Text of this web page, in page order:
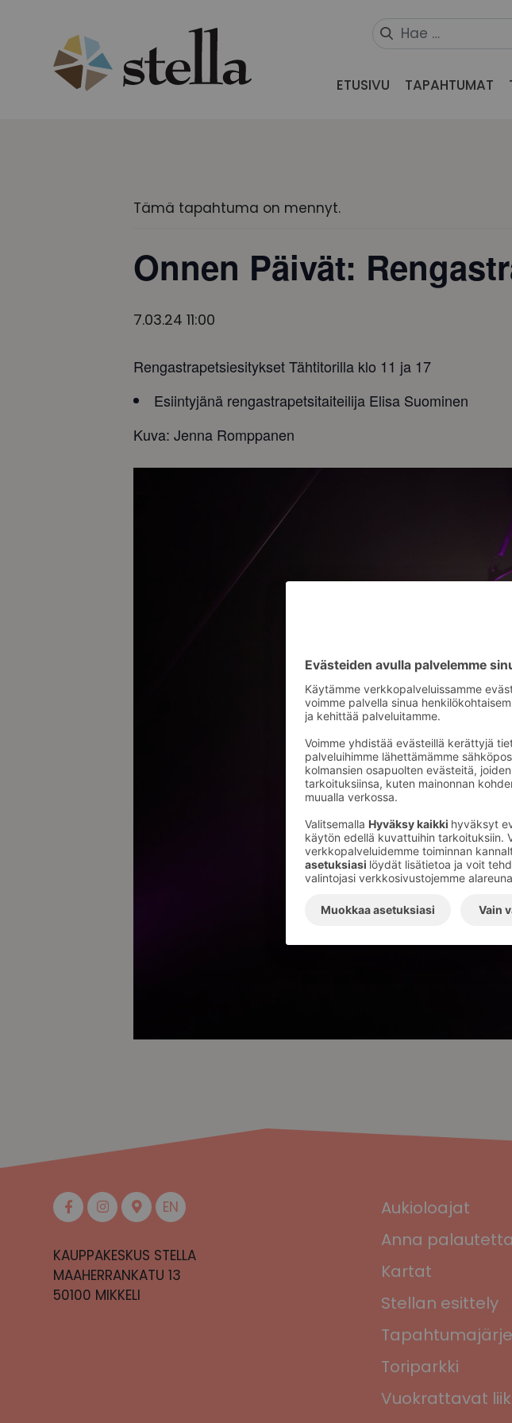
ETUSIVU TAPAHTUMAT
Tämä tapahtuma on mennyt.
Onnen Päivät:
7.03.24 11:00
Rengastrapetsiesitykset Tähtitorilla klo 11 ja 17
Esiintyjänä rengastrapetsitaiteilija Elisa Suominen
Kuva: Jenna Romppanen
EN
KAUPPAKESKUS STELLA
MAAHERRANKATU 13
50100 MIKKELI
Aukioloajat
Anna palautetta
Kartat
Stellan esittely
Toriparkki
Vuokrattavat